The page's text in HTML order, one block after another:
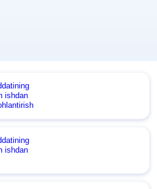
ishdan
ishdan